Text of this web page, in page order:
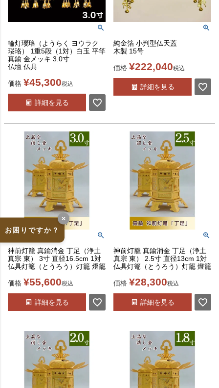
輪灯瓔珞（ようらく ヨウラク
珱珞） 1重5段（1対）白玉 平竿
真鍮 金メッキ 3.0寸
仏壇 仏具
価格 ¥45,300税込
詳細を見る
純金箔 小判型仏天蓋
木製 15号
価格 ¥222,040税込
詳細を見る
神前灯籠 真鍮消金 丁足（浄土
真宗 東） 3寸 直径16.5cm 1対
仏具灯篭（とうろう）灯籠 燈籠
価格 ¥55,600税込
詳細を見る
神前灯籠 真鍮消金 丁足（浄土
真宗 東） 2.5寸 直径13cm 1対
仏具灯篭（とうろう）灯籠 燈籠
価格 ¥28,300税込
詳細を見る
お困りですか？
×